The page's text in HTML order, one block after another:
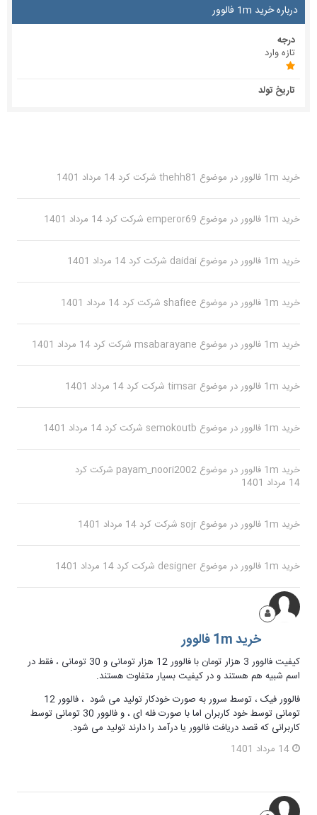
درباره خرید 1m فالوور
درجه
تازه وارد
تاریخ تولد
خرید 1m فالوور در موضوع thehh81 شرکت کرد 14 مرداد 1401
خرید 1m فالوور در موضوع emperor69 شرکت کرد 14 مرداد 1401
خرید 1m فالوور در موضوع daidai شرکت کرد 14 مرداد 1401
خرید 1m فالوور در موضوع shafiee شرکت کرد 14 مرداد 1401
خرید 1m فالوور در موضوع msabarayane شرکت کرد 14 مرداد 1401
خرید 1m فالوور در موضوع timsar شرکت کرد 14 مرداد 1401
خرید 1m فالوور در موضوع semokoutb شرکت کرد 14 مرداد 1401
خرید 1m فالوور در موضوع payam_noori2002 شرکت کرد
14 مرداد 1401
خرید 1m فالوور در موضوع sojr شرکت کرد 14 مرداد 1401
خرید 1m فالوور در موضوع designer شرکت کرد 14 مرداد 1401
خرید 1m فالوور
کیفیت فالوور 3 هزار تومان با فالوور 12 هزار تومانی و 30 تومانی ، فقط در
اسم شبیه هم هستند و در کیفیت بسیار متفاوت هستند.
فالوور فیک ، توسط سرور به صورت خودکار تولید می شود ، فالوور 12
تومانی توسط خود کاربران اما با صورت فله ای ، و فالوور 30 تومانی توسط
کاربرانی که قصد دریافت فالوور یا درآمد را دارند تولید می شود.
14 مرداد 1401